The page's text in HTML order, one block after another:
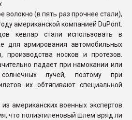
волокно (в пять раз прочнее стали),
американской компанией DuPont.
кевлар стали использовать в
для армирования автомобильных
носков и протезов.
падает при намокании или
лучей, поэтому при
их обтягивают специальной
американских военных экспертов
что полиэтиленовый шлем вряд ли